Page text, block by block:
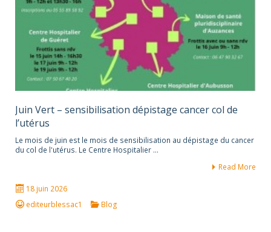
Juin Vert – sensibilisation dépistage cancer col de
l’utérus
Le mois de juin est le mois de sensibilisation au dépistage du cancer
du col de l'utérus. Le Centre Hospitalier …
Read More
18 juin 2026
editeurblessac1
Blog